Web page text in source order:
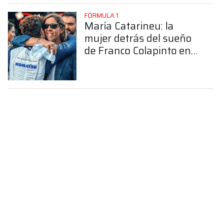
FÓRMULA 1
María Catarineu: la
mujer detrás del sueño
de Franco Colapinto en